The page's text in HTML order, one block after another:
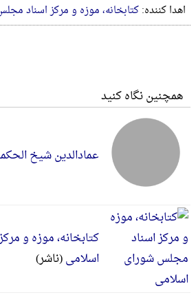
اهدا کننده:کتابخانه، موزه و مرکز اسناد
همچنین نگاه کنید
عمادالدین شیخ
کتابخانه، موزه و
اسلامی(ناشر)